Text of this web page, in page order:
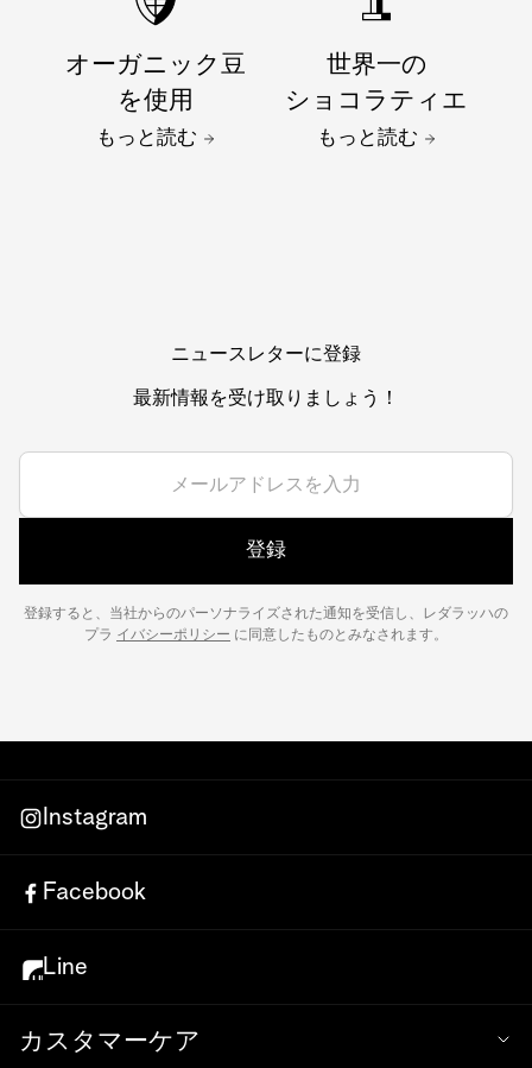
オーガニック豆
を使用
もっと読む
世界一の
ショコラティエ
もっと読む
ニュースレターに登録
最新情報を受け取りましょう！
登録
登録すると、当社からのパーソナライズされた通知を受信し、レダラッハの
プラ イバシーポリシー に同意したものとみなされます。
Instagram
Facebook
Line
カスタマーケア